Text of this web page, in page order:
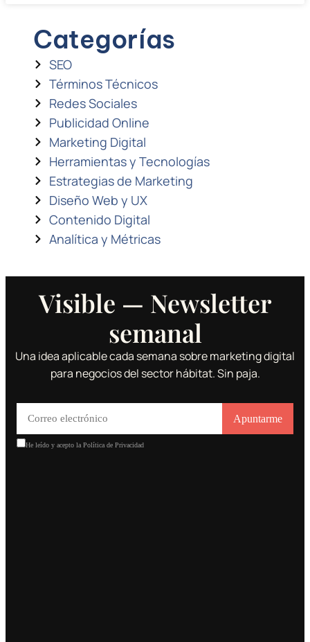
Categorías
SEO
Términos Técnicos
Redes Sociales
Publicidad Online
Marketing Digital
Herramientas y Tecnologías
Estrategias de Marketing
Diseño Web y UX
Contenido Digital
Analítica y Métricas
Visible — Newsletter
semanal
Una idea aplicable cada semana sobre marketing digital
para negocios del sector hábitat. Sin paja.